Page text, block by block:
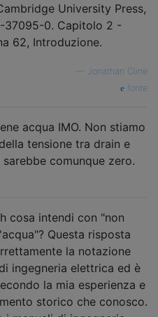
University Press,
37095-0. Capitolo 2 -
62, Introduzione.
Jonathan Cline
fonte
acqua IMO. Non stiamo
tensione tra drain e
sarebbe comunque zero.
cosa intendi con "non
Questa risposta
la notazione
ingegneria elettrica ed è
la mia esperienza e
storico che conosco.